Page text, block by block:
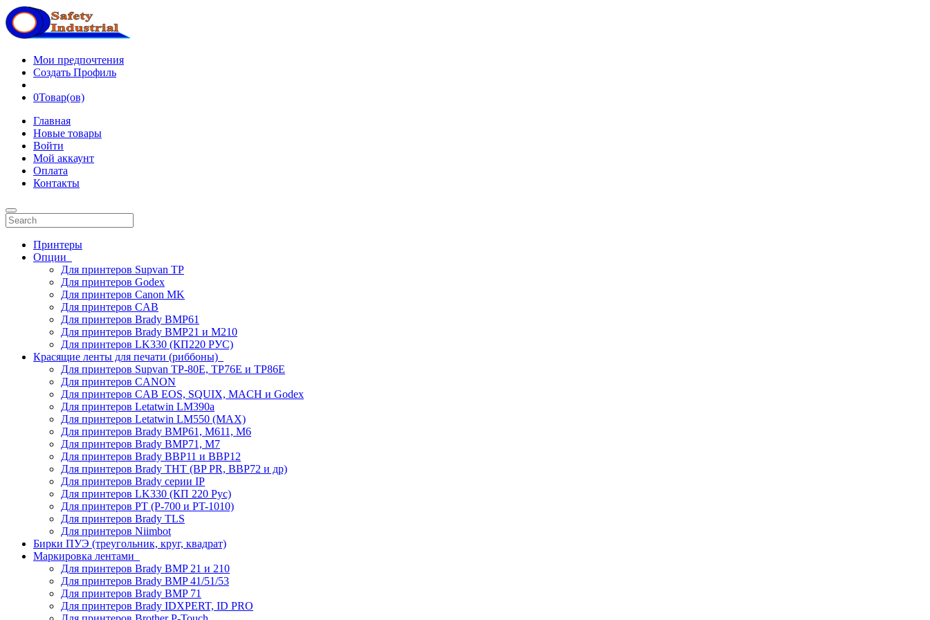
Мои предпочтения
Создать Профиль
0Товар(ов)
Главная
Новые товары
Войти
Мой аккаунт
Оплата
Контакты
Принтеры
Опции
Для принтеров Supvan TP
Для принтеров Godex
Для принтеров Canon MK
Для принтеров CAB
Для принтеров Brady BMP61
Для принтеров Brady BMP21 и M210
Для принтеров LK330 (КП220 РУС)
Красящие ленты для печати (риббоны)
Для принтеров Supvan TP-80E, TP76E и TP86E
Для принтеров CANON
Для принтеров CAB EOS, SQUIX, MACH и Godex
Для принтеров Letatwin LM390a
Для принтеров Letatwin LM550 (MAX)
Для принтеров Brady BMP61, M611, M6
Для принтеров Brady BMP71, M7
Для принтеров Brady BBP11 и BBP12
Для принтеров Brady THT (BP PR, BBP72 и др)
Для принтеров Brady серии IP
Для принтеров LK330 (КП 220 Рус)
Для принтеров PT (P-700 и PT-1010)
Для принтеров Brady TLS
Для принтеров Niimbot
Бирки ПУЭ (треугольник, круг, квадрат)
Маркировка лентами
Для принтеров Brady BMP 21 и 210
Для принтеров Brady BMP 41/51/53
Для принтеров Brady BMP 71
Для принтеров Brady IDXPERT, ID PRO